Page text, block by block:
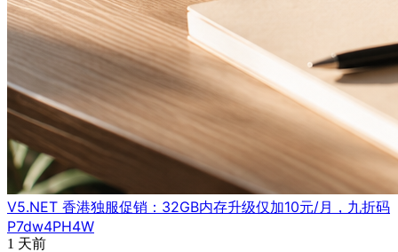
V5.NET 香港独服促销：32GB内存升级仅加10元/月，九折码
P7dw4PH4W
1 天前